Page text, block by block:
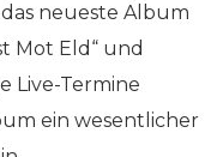
neueste Album
Mot Eld“ und
Live-Termine
ein wesentlicher